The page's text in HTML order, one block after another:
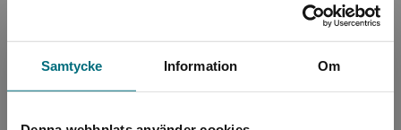
Samtycke Information Om
Upphovspersoner